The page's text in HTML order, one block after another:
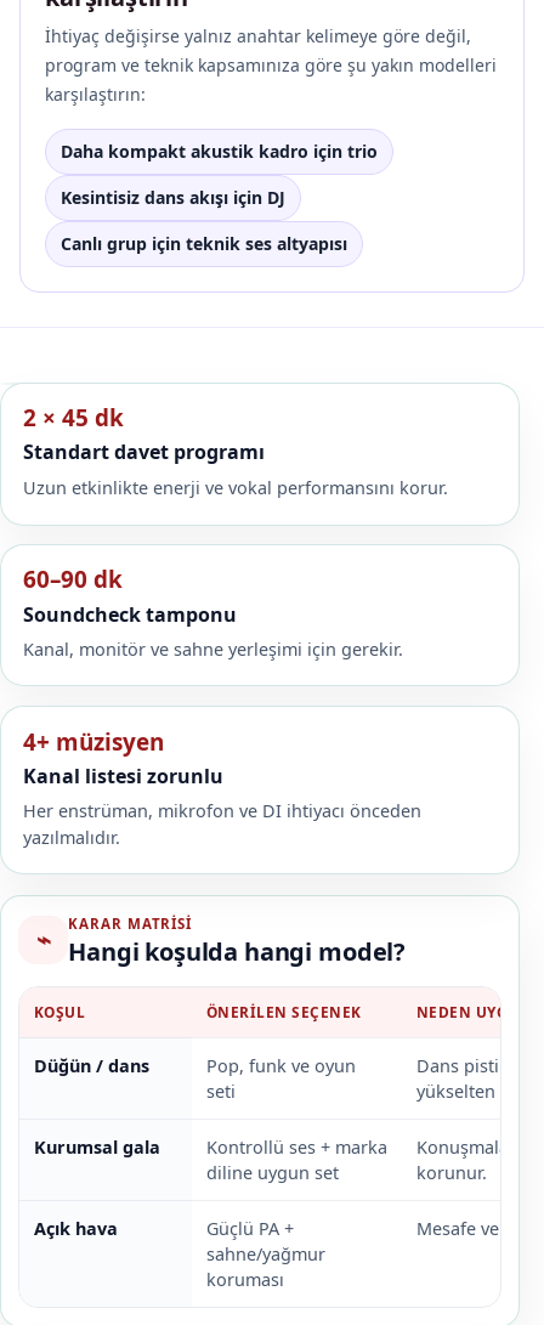
İhtiyaç değişirse yalnız anahtar kelimeye göre değil,
program ve teknik kapsamınıza göre şu yakın modelleri
karşılaştırın:
Daha kompakt akustik kadro için trio
Kesintisiz dans akışı için DJ
Canlı grup için teknik ses altyapısı
2 × 45 dk
Standart davet programı
Uzun etkinlikte enerji ve vokal performansını korur.
60–90 dk
Soundcheck tamponu
Kanal, monitör ve sahne yerleşimi için gerekir.
4+ müzisyen
Kanal listesi zorunlu
Her enstrüman, mikrofon ve DI ihtiyacı önceden
yazılmalıdır.
⌁ KARAR MATRISI
Hangi koşulda hangi model?
KOŞUL ÖNERILEN SEÇENEK NEDEN UYGUN?
Düğün / dans
Pop, funk ve oyun
seti
Dans pistini
yükselten
Kurumsal gala
Kontrollü ses + marka
diline uygun set
Konuşmalar ve
korunur.
Açık hava
Güçlü PA +
sahne/yağmur
koruması
Mesafe ve